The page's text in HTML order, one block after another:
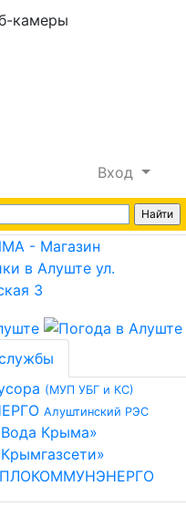
Вход
(МУП УБГ и КС)
Алуштинский РЭС
Крыма»